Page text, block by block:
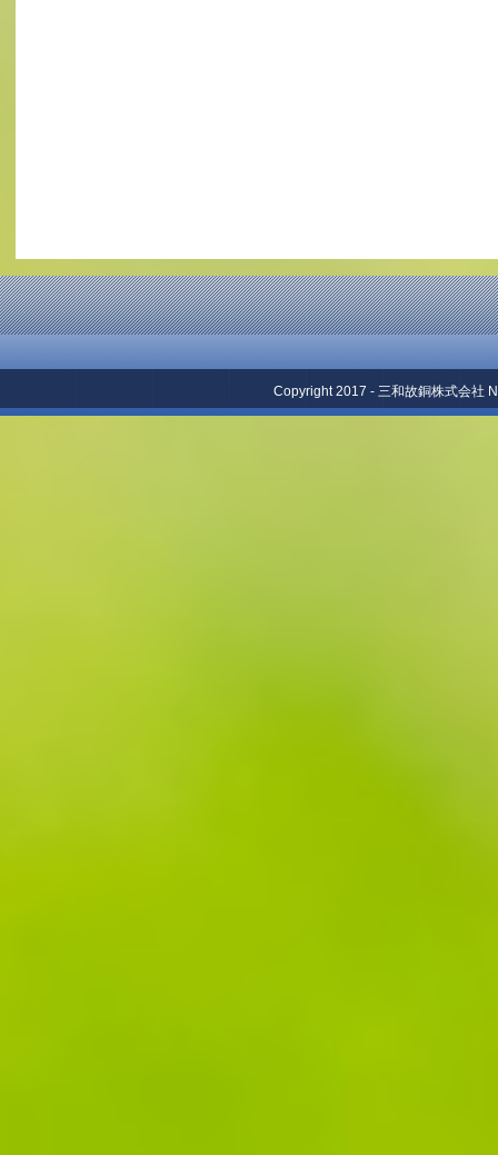
Copyright 2017 - 三和故銅株式会社